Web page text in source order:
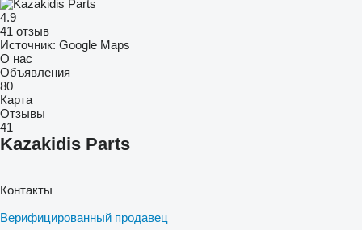
4.9
41 отзыв
Источник: Google Maps
О нас
Объявления
80
Карта
Отзывы
41
Kazakidis Parts
Контакты
Верифицированный продавец